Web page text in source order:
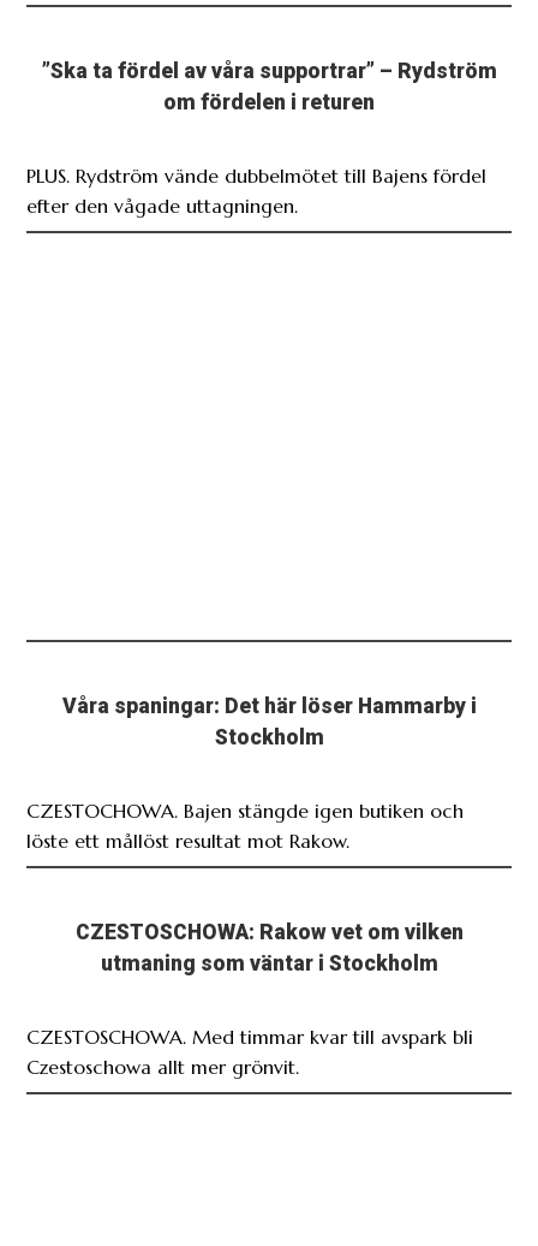
”Ska ta fördel av våra supportrar” – Rydström
om fördelen i returen
PLUS. Rydström vände dubbelmötet till Bajens fördel
efter den vågade uttagningen.
Våra spaningar: Det här löser Hammarby i
Stockholm
CZESTOCHOWA. Bajen stängde igen butiken och
löste ett mållöst resultat mot Rakow.
CZESTOSCHOWA: Rakow vet om vilken
utmaning som väntar i Stockholm
CZESTOSCHOWA. Med timmar kvar till avspark bli
Czestoschowa allt mer grönvit.